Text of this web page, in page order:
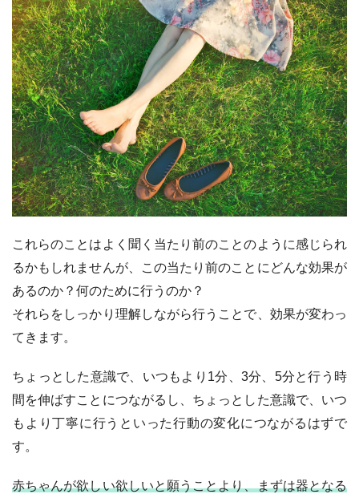
これらのことはよく聞く当たり前のことのように感じられ
るかもしれませんが、この当たり前のことにどんな効果が
あるのか？何のために行うのか？
それらをしっかり理解しながら行うことで、効果が変わっ
てきます。
ちょっとした意識で、いつもより1分、3分、5分と行う時
間を伸ばすことにつながるし、ちょっとした意識で、いつ
もより丁寧に行うといった行動の変化につながるはずで
す。
赤ちゃんが欲しい欲しいと願うことより、まずは器となる